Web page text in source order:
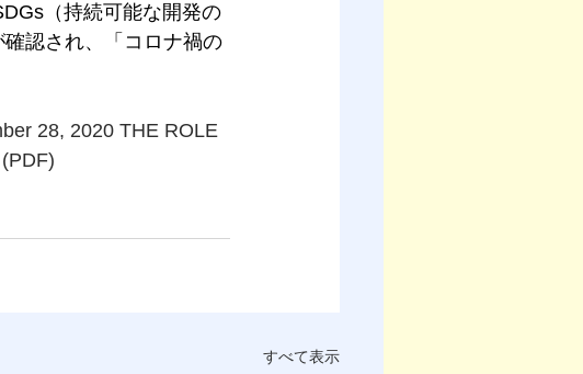
（持続可能な開発の
認され、「コロナ禍の
28, 2020 THE ROLE
すべて表示